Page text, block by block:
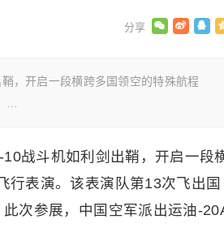
，开启一段横跨多国领空的特殊航程
…
战斗机如利剑出鞘，开启一段
表演。该表演队第13次飞出国
次参展，中国空军派出运油-